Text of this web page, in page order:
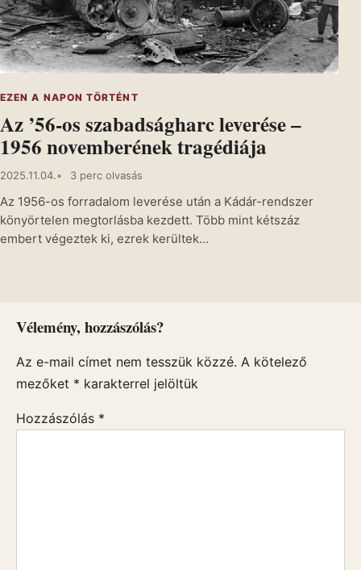
EZEN A NAPON TÖRTÉNT
Az ’56-os szabadságharc leverése –
1956 novemberének tragédiája
2025.11.04. 3 perc olvasás
Az 1956-os forradalom leverése után a Kádár-rendszer
könyörtelen megtorlásba kezdett. Több mint kétszáz
embert végeztek ki, ezrek kerültek…
Vélemény, hozzászólás?
Az e-mail címet nem tesszük közzé. A kötelező
mezőket * karakterrel jelöltük
Hozzászólás *